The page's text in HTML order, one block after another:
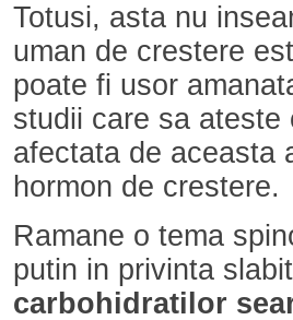
Totusi, asta nu
uman de crestere
poate fi usor
studii care sa
afectata de aceasta
hormon de crestere.
Ramane o tema
putin in privinta
carbohidratilor